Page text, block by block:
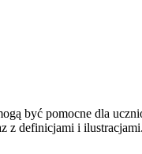
być pomocne dla
z definicjami i ilustracjami.